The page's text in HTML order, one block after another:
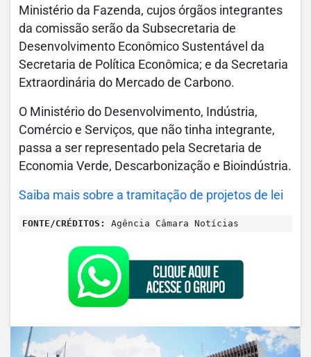
Ministério da Fazenda, cujos órgãos integrantes
da comissão serão da Subsecretaria de
Desenvolvimento Econômico Sustentável da
Secretaria de Política Econômica; e da Secretaria
Extraordinária do Mercado de Carbono.
O Ministério do Desenvolvimento, Indústria,
Comércio e Serviços, que não tinha integrante,
passa a ser representado pela Secretaria de
Economia Verde, Descarbonização e Bioindústria.
Saiba mais sobre a tramitação de projetos de lei
FONTE/CRÉDITOS: Agência Câmara Notícias